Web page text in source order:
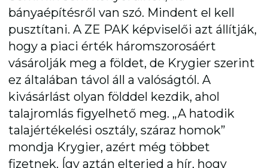
bányaépítésről van szó. Mindent el kell
pusztítani. A ZE PAK képviselői azt állítják,
hogy a piaci érték háromszorosáért
vásárolják meg a földet, de Krygier szerint
ez általában távol áll a valóságtól. A
kivásárlást olyan földdel kezdik, ahol
talajromlás figyelhető meg. „A hatodik
talajértékelési osztály, száraz homok”
mondja Krygier, azért még többet
fizetnek. Így aztán elterjed a hír, hogy